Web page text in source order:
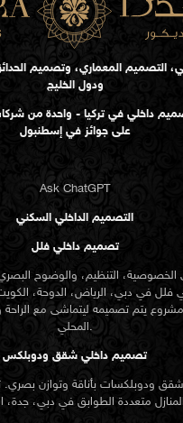
التصميم المعماري، وتصميم
ودول الخليج
داخلي في تركيا - واحدة من
على جوائز في إسطنبول
Ask ChatGPT
التصميم الداخلي السكني
تصميم داخلي فلل
الخصوصية، التنظيم، والوضوح
فلل في دبي، الرياض، الدوحة،
يتم تصميمه ليتماشى مع الراحة
المحلي.
تصميم داخلي شقق ودوبلكس
ودوبلكسات بأناقة وتوازن بصري.